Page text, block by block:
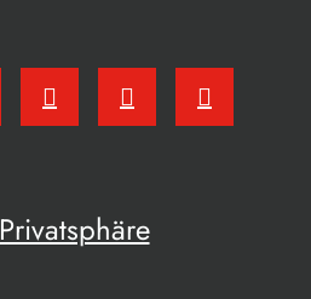
Privatsphäre